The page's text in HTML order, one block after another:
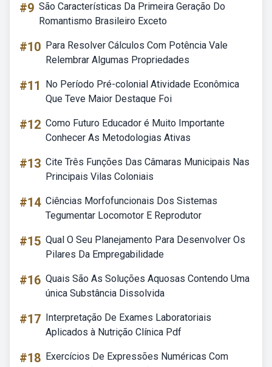
#9 São Características Da Primeira Geração Do
Romantismo Brasileiro Exceto
#10 Para Resolver Cálculos Com Potência Vale
Relembrar Algumas Propriedades
#11
No Período Pré-colonial Atividade Econômica
Que Teve Maior Destaque Foi
#12 Como Futuro Educador é Muito Importante
Conhecer As Metodologias Ativas
#13 Cite Três Funções Das Câmaras Municipais Nas
Principais Vilas Coloniais
#14 Ciências Morfofuncionais Dos Sistemas
Tegumentar Locomotor E Reprodutor
#15 Qual O Seu Planejamento Para Desenvolver Os
Pilares Da Empregabilidade
#16 Quais São As Soluções Aquosas Contendo Uma
única Substância Dissolvida
#17 Interpretação De Exames Laboratoriais
Aplicados à Nutrição Clínica Pdf
#18 Exercícios De Expressões Numéricas Com